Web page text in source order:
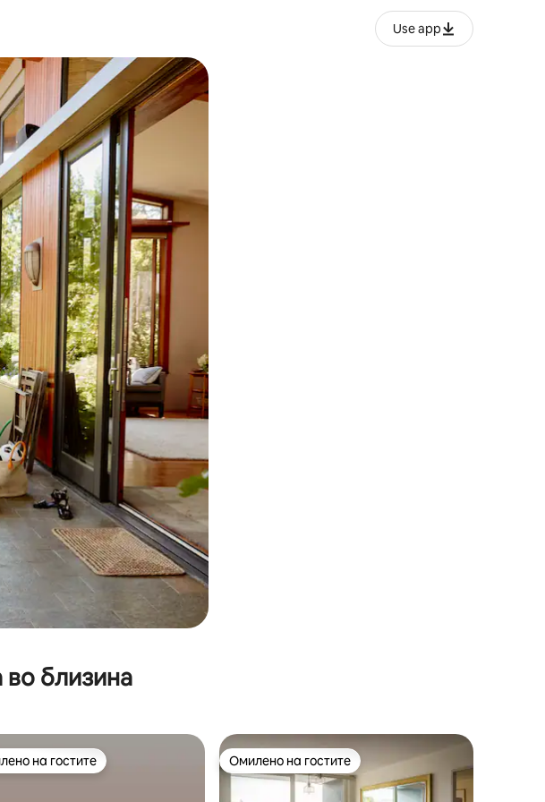
Use app
со допирање или со лизгање.
близина
„Омилени на гостите“
на гостите Омилено на гостите
Омилено на гостите